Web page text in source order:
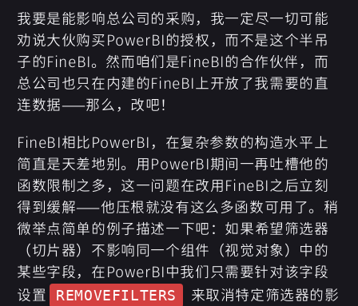
我要是能影响总公司的采购，我一定尽一切可能
劝说大伙购买PowerBI的授权，而不是这个半吊
子的FineBI。然而咱们是FineBI的合作伙伴，而
总公司也只在内建的FineBI上开放了我需要的直
连数据——那么，改吧！
FineBI相比PowerBI，在复杂参数的构造水平上
简直是天差地别。用PowerBI期间一再吐槽他的
函数限制之多，这一问题在改用FineBI之后立刻
得到缓解——他压根就没有这么多函数可用了。稍
微举点简单的例子描述一下吧：如果希望筛选器
（切片器）不影响同一个组件（视觉对象）中的
某些字段，在PowerBI中我们只需要针对该字段
设置
REMOVEFILTERS
来取消特定筛选器的影